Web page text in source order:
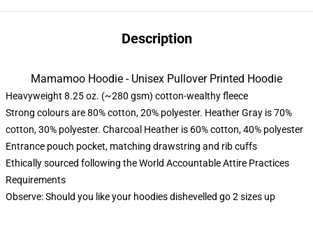
Description
Mamamoo Hoodie - Unisex Pullover Printed Hoodie
Heavyweight 8.25 oz. (~280 gsm) cotton-wealthy fleece
Strong colours are 80% cotton, 20% polyester. Heather Gray is 70%
cotton, 30% polyester. Charcoal Heather is 60% cotton, 40% polyester
Entrance pouch pocket, matching drawstring and rib cuffs
Ethically sourced following the World Accountable Attire Practices
Requirements
Observe: Should you like your hoodies dishevelled go 2 sizes up